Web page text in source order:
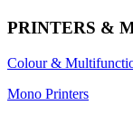
PRINTERS &
Colour &
Mono Printers